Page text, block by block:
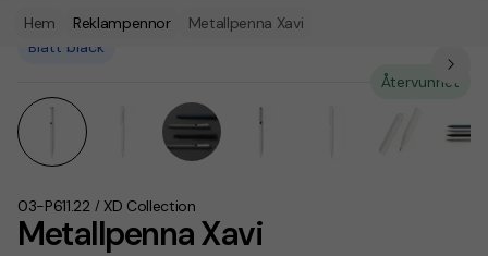
Hem Reklampennor Metallpenna Xavi
Metallpenna Xavi
03-P611.22 / XD Collection
Återvunnet
Blått bläck